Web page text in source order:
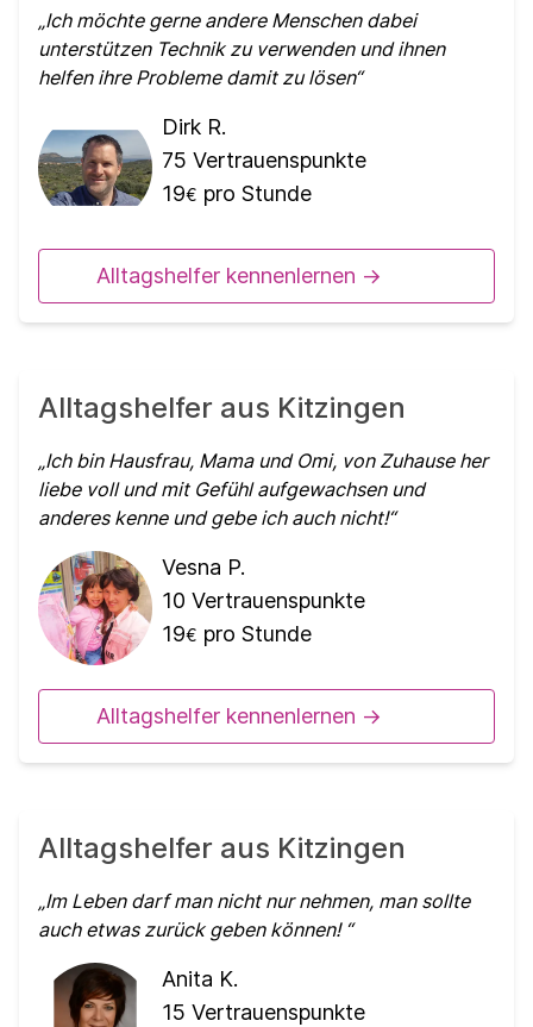
Ich möchte gerne andere Menschen dabei
unterstützen Technik zu verwenden und ihnen
helfen ihre Probleme damit zu lösen
Dirk R.
75 Vertrauenspunkte
19€ pro Stunde
Alltagshelfer kennenlernen ->
Alltagshelfer aus Kitzingen
Ich bin Hausfrau, Mama und Omi, von Zuhause her
liebe voll und mit Gefühl aufgewachsen und
anderes kenne und gebe ich auch nicht!
Vesna P.
10 Vertrauenspunkte
19€ pro Stunde
Alltagshelfer kennenlernen ->
Alltagshelfer aus Kitzingen
Im Leben darf man nicht nur nehmen, man sollte
auch etwas zurück geben können!
Anita K.
15 Vertrauenspunkte